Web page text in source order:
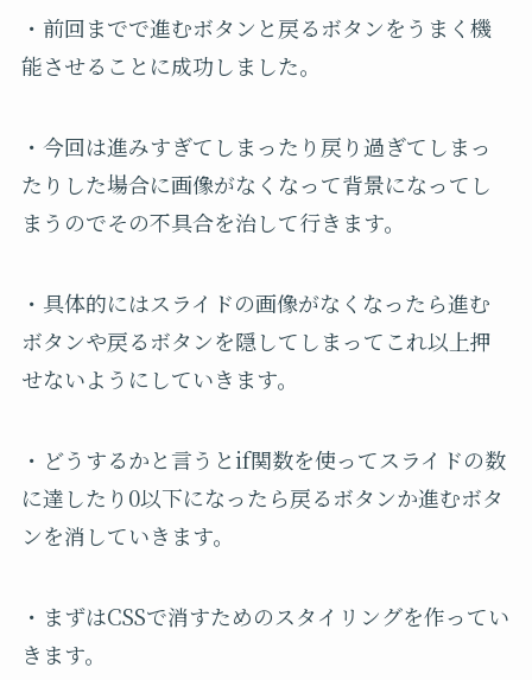
・前回までで進むボタンと戻るボタンをうまく機
能させることに成功しました。
・今回は進みすぎてしまったり戻り過ぎてしまっ
たりした場合に画像がなくなって背景になってし
まうのでその不具合を治して行きます。
・具体的にはスライドの画像がなくなったら進む
ボタンや戻るボタンを隠してしまってこれ以上押
せないようにしていきます。
・どうするかと言うとif関数を使ってスライドの数
に達したり0以下になったら戻るボタンか進むボタ
ンを消していきます。
・まずはCSSで消すためのスタイリングを作ってい
きます。